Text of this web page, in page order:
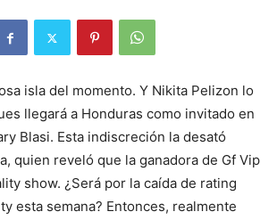
isla del momento. Y Nikita Pelizon lo
llegará a Honduras como invitado en
Blasi. Esta indiscreción la desató
quien reveló que la ganadora de Gf Vip
show. ¿Será por la caída de rating
esta semana? Entonces, realmente